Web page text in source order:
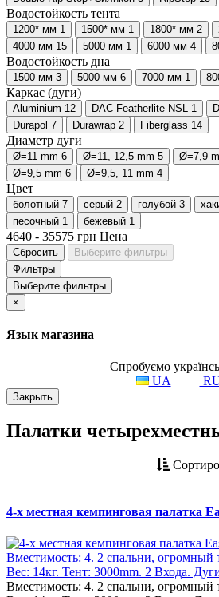
Водостойкость тента
1200* мм 1 1500* мм 1 1800* мм 2
4000 мм 15 5000 мм 1 6000 мм 4
Водостойкость дна
1500 мм 3 5000 мм 6 7000 мм 1
Каркас (дуги)
Aluminium 12 DAC Featherlite NSL 1
Durapol 7 Durawrap 2 Fiberglass 14
Диаметр дуги
Ø=11 mm 6 Ø=11, 12,5 mm 5 Ø=7,9
Ø=9,5 mm 6 Ø=9,5, 11 mm 4
Цвет
болотный 7 серый 2 голубой 3
песочный 1 бежевый 1
4640 - 35575 грн Цена
Сбросить
Выберите фильтры
Фильтры
Выберите фильтры
×
Язык магазина
Спробуємо
UA
Закрыть
Палатки
4-х местная кемпинговая палатка
Вместимость: 4. 2 спальни,